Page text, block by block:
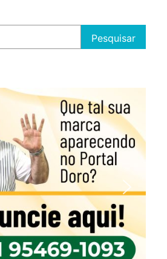
Pesquisar